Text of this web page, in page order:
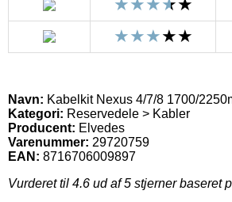
Navn: Kabelkit Nexus 4/7/8 1700/
Kategori: Reservedele > Kabler
Producent: Elvedes
Varenummer: 29720759
EAN: 8716706009897
Vurderet til 4.6 ud af 5 stjerner baseret